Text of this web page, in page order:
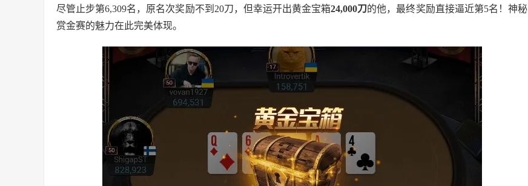
尽管止步第6,309名，原名次奖励不到20刀，但幸运开出黄金宝箱24,000刀的他，最终奖励直接逼近第5名！神秘
赏金赛的魅力在此完美体现。